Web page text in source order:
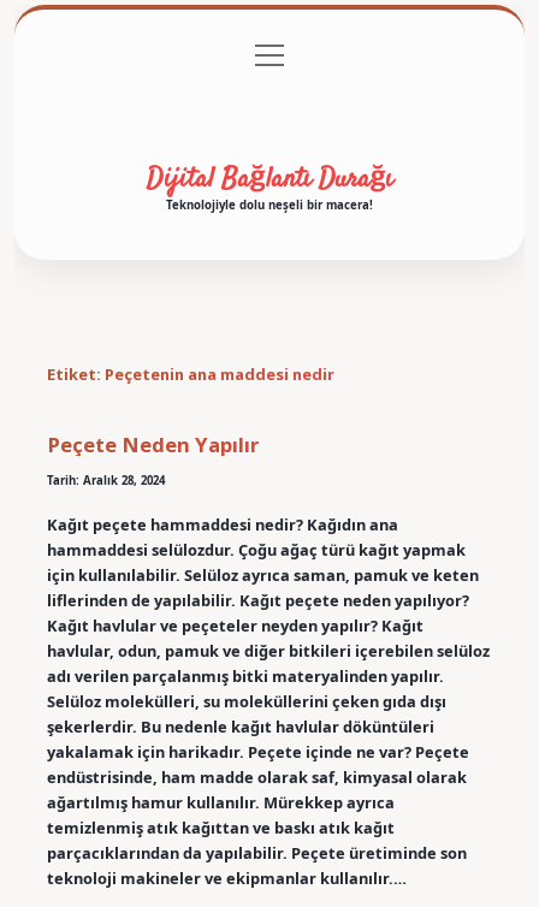
Gizlilik Politikası
menüyü
aç
Dijital Bağlantı Durağı
Teknolojiyle dolu neşeli bir macera!
Etiket: Peçetenin ana maddesi nedir
Peçete Neden Yapılır
Tarih: Aralık 28, 2024
Kağıt peçete hammaddesi nedir? Kağıdın ana
hammaddesi selülozdur. Çoğu ağaç türü kağıt yapmak
için kullanılabilir. Selüloz ayrıca saman, pamuk ve keten
liflerinden de yapılabilir. Kağıt peçete neden yapılıyor?
Kağıt havlular ve peçeteler neyden yapılır? Kağıt
havlular, odun, pamuk ve diğer bitkileri içerebilen selüloz
adı verilen parçalanmış bitki materyalinden yapılır.
Selüloz molekülleri, su moleküllerini çeken gıda dışı
şekerlerdir. Bu nedenle kağıt havlular döküntüleri
yakalamak için harikadır. Peçete içinde ne var? Peçete
endüstrisinde, ham madde olarak saf, kimyasal olarak
ağartılmış hamur kullanılır. Mürekkep ayrıca
temizlenmiş atık kağıttan ve baskı atık kağıt
parçacıklarından da yapılabilir. Peçete üretiminde son
teknoloji makineler ve ekipmanlar kullanılır.…